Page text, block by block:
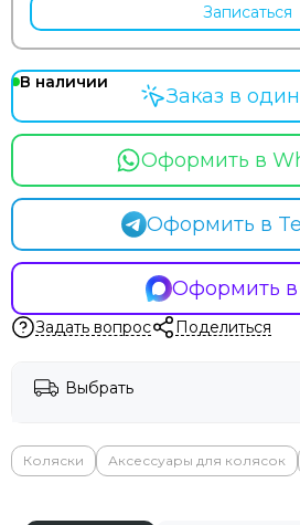
Записаться
В наличии
Оформить в
Оформить в
Оформить в
Заказ в
Задать вопрос Поделиться
Выбрать
Коляски Аксессуары для колясок